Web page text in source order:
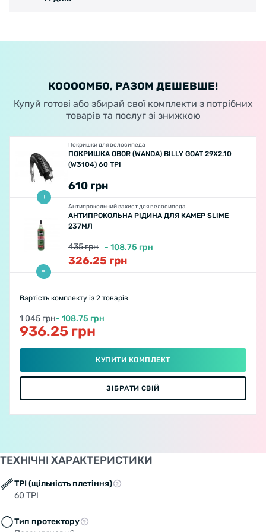
КООООМБО, РАЗОМ ДЕШЕВШЕ!
Купуй готові або збирай свої комплекти з потрібних
товарів та послуг зі знижкою
Покришки для велосипеда
ПОКРИШКА OBOR (WANDA) BILLY GOAT 29X2.10
(W3104) 60 TPI
610 грн
Антипрокольний захист для велосипеда
АНТИПРОКОЛЬНА РІДИНА ДЛЯ КАМЕР SLIME
237МЛ
435грн - 108.75 грн
326.25 грн
Вартість комплекту із 2 товарів
1 045 грн- 108.75 грн
936.25 грн
КУПИТИ КОМПЛЕКТ
ЗІБРАТИ СВІЙ
ТЕХНІЧНІ ХАРАКТЕРИСТИКИ
TPI (щільність плетіння)
60 TPI
Тип протектору